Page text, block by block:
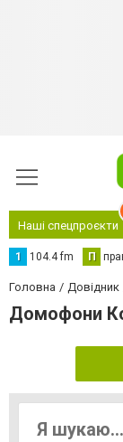
Наші спецпроєкти
1 104.4 fm П
Головна Довідник
Домофони